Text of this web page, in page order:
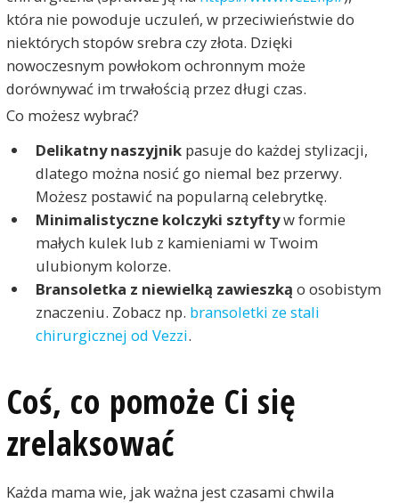
która nie powoduje uczuleń, w przeciwieństwie do
niektórych stopów srebra czy złota. Dzięki
nowoczesnym powłokom ochronnym może
dorównywać im trwałością przez długi czas.
Co możesz wybrać?
Delikatny naszyjnikpasuje do każdej stylizacji,
dlatego można nosić go niemal bez przerwy.
Możesz postawić na popularną celebrytkę.
Minimalistyczne kolczyki sztyftyw formie
małych kulek lub z kamieniami w Twoim
ulubionym kolorze.
Bransoletka z niewielką zawieszką o osobistym
znaczeniu. Zobacz np. bransoletki ze stali
chirurgicznej od Vezzi.
Coś, co pomoże Ci się
zrelaksować
Każda mama wie, jak ważna jest czasami chwila